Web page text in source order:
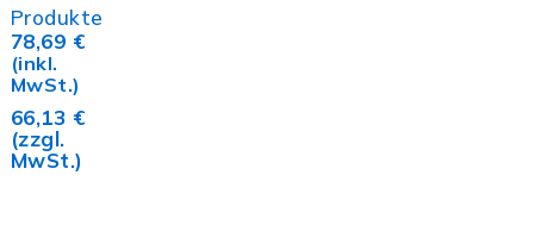
Produkte
78,69 €
(inkl.
MwSt.)
66,13 €
(zzgl.
MwSt.)